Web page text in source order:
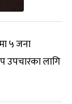
५ जना
उपचारका लागि